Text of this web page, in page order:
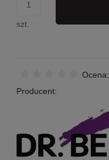
szt.
Ocena:
Producent: